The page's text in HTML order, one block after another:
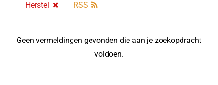
Herstel
RSS
Geen vermeldingen gevonden die aan je zoekopdracht
voldoen.